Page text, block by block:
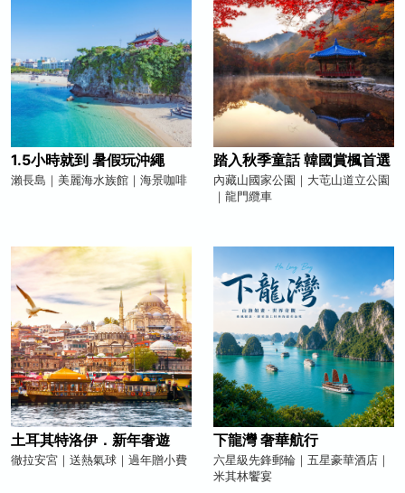
1.5小時就到 暑假玩沖繩
瀨長島｜美麗海水族館｜海景咖啡
踏入秋季童話 韓國賞楓首選
內藏山國家公園｜大芚山道立公園
｜龍門纜車
土耳其特洛伊．新年奢遊
徹拉安宮｜送熱氣球｜過年贈小費
下龍灣 奢華航行
六星級先鋒郵輪｜五星豪華酒店｜
米其林饗宴